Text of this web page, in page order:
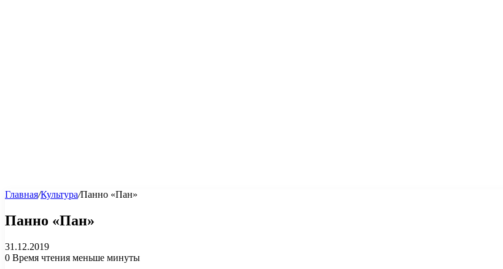
Главная/Культура/Панно «Пан»
Панно «Пан»
31.12.2019
0 Время чтения меньше минуты